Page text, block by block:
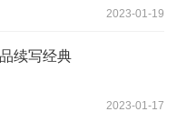
2023-01-19
续写经典
2023-01-17